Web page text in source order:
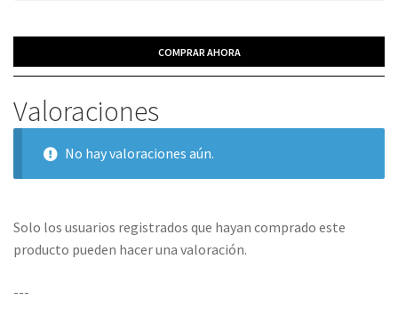
COMPRAR AHORA
Valoraciones
No hay valoraciones aún.
Solo los usuarios registrados que hayan comprado este
producto pueden hacer una valoración.
---